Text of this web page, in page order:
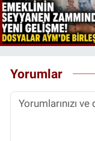
Yorumlar